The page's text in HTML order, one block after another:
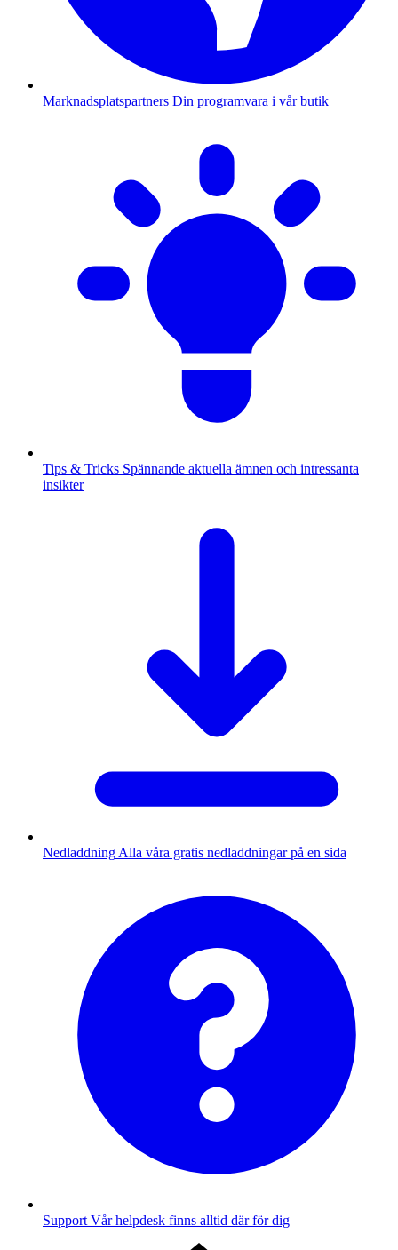
Marknadsplatspartners Din programvara i vår butik
Tips & Tricks Spännande aktuella ämnen och intressanta
insikter
Nedladdning Alla våra gratis nedladdningar på en sida
Support Vår helpdesk finns alltid där för dig